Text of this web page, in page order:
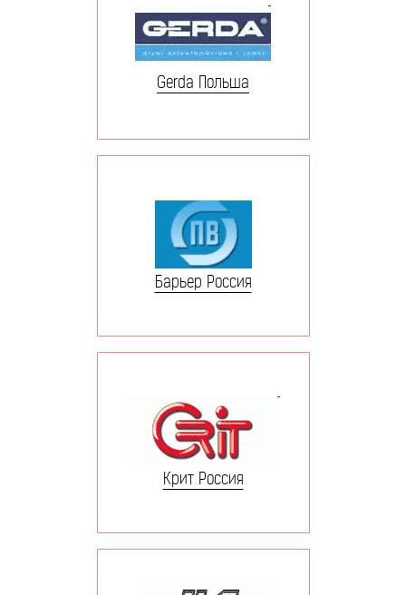
Gerda Польша
Барьер Россия
Крит Россия